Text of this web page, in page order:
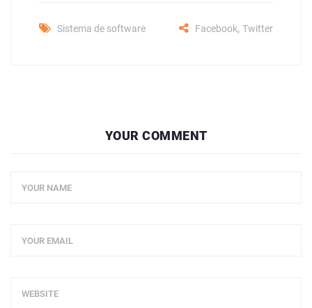
Sistema de software Facebook, Twitter
YOUR COMMENT